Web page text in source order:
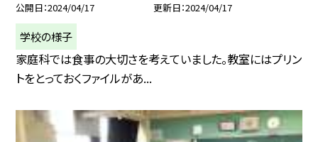
公開日 2024/04/17 更新日 2024/04/17
学校の様子
家庭科では食事の大切さを考えていました。教室にはプリン
トをとっておくファイルがあ...